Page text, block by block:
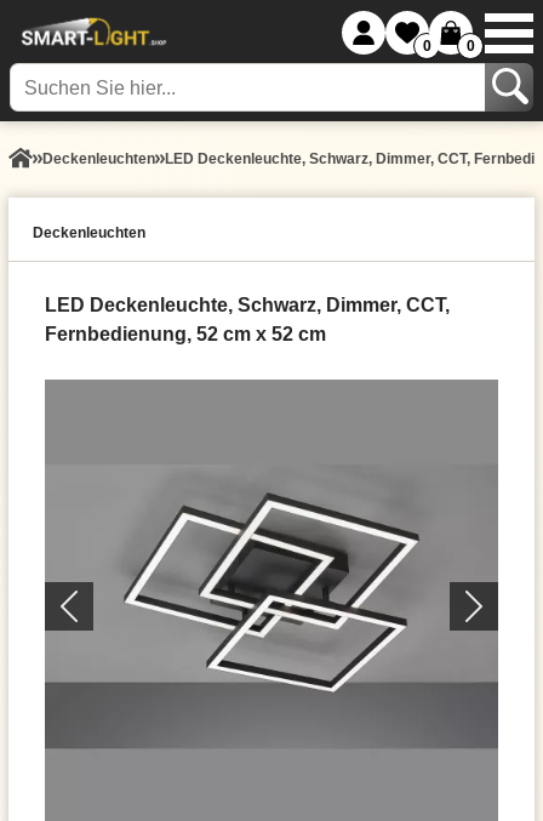
0 0
Decken­leuchten LED Deckenleuchte, Schwarz, Dimmer, CCT,
Decken­leuchten
LED Deckenleuchte, Schwarz, Dimmer, CCT,
Fernbedienung, 52 cm x 52 cm